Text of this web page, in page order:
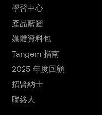
學習中心
產品藍圖
媒體資料包
Tangem 指南
2025 年度回顧
招賢納士
聯絡人